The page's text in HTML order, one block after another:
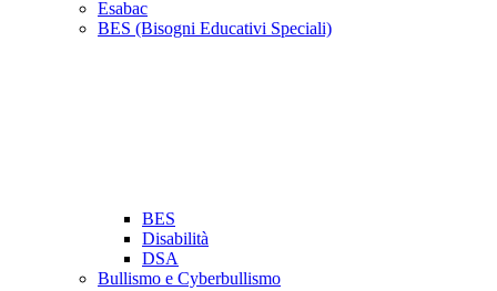
Esabac
BES (Bisogni Educativi Speciali)
BES
Disabilità
DSA
Bullismo e Cyberbullismo